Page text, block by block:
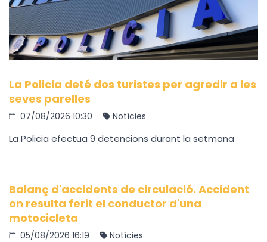
La Policia deté dos turistes per agredir a les
seves parelles
07/08/2026 10:30 Notícies
La Policia efectua 9 detencions durant la setmana
Balanç d'accidents de circulació. Accident
on resulta ferit el conductor d'una
motocicleta
05/08/2026 16:19 Notícies